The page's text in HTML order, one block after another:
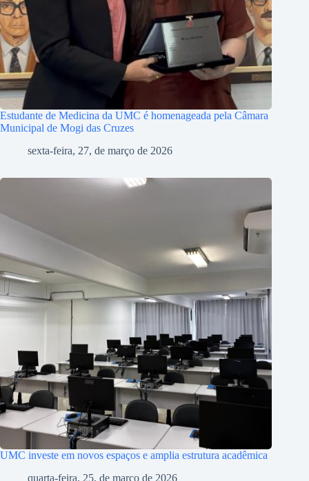
Estudante de Medicina da UMC é homenageada pela Câmara
Municipal de Mogi das Cruzes
sexta-feira, 27, de março de 2026
UMC investe em novos espaços e amplia estrutura acadêmica
quarta-feira, 25, de março de 2026